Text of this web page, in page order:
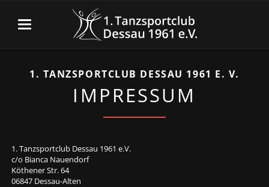
1. TANZSPORTCLUB DESSAU 1961 E. V.
IMPRESSUM
1. Tanzsportclub Dessau 1961 e.V.
c/o Bianca Nauendorf
Köthener Str. 64
06847 Dessau-Alten